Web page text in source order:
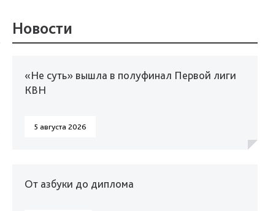
Новости
«Не суть» вышла в полуфинал Первой лиги
КВН
5 августа 2026
От азбуки до диплома